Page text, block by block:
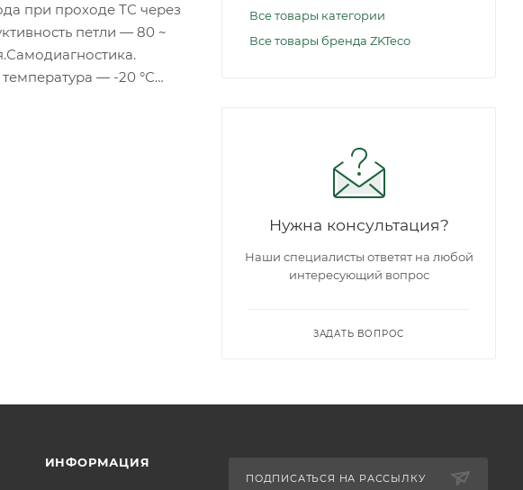
при проходе ТС через
петли — 80 ~
— -20 °С…
Все товары категории
Все товары бренда ZKTeco
Нужна консультация?
Наши специалисты ответят на любой
интересующий вопрос
ЗАДАТЬ ВОПРОС
ИНФОРМАЦИЯ
ПОДПИСАТЬСЯ НА РАССЫЛКУ